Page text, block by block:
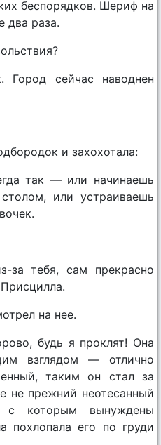
беспорядков. Шериф на
два раза.
сейчас наводнен
и захохотала:
так — или начинаешь
или устраиваешь
за тебя, сам прекрасно
на нее.
будь я проклят! Она
взглядом — отлично
таким он стал за
не прежний неотесанный
с которым вынуждены
похлопала его по груди